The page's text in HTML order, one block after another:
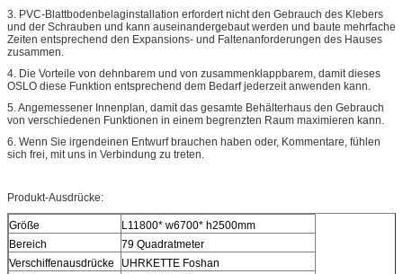
3. PVC-Blattbodenbelaginstallation erfordert nicht den Gebrauch des Klebers
und der Schrauben und kann auseinandergebaut werden und baute mehrfache
Zeiten entsprechend den Expansions- und Faltenanforderungen des Hauses
zusammen.
4. Die Vorteile von dehnbarem und von zusammenklappbarem, damit dieses
OSLO diese Funktion entsprechend dem Bedarf jederzeit anwenden kann.
5. Angemessener Innenplan, damit das gesamte Behälterhaus den Gebrauch
von verschiedenen Funktionen in einem begrenzten Raum maximieren kann.
6. Wenn Sie irgendeinen Entwurf brauchen haben oder, Kommentare, fühlen
sich frei, mit uns in Verbindung zu treten.
Produkt-Ausdrücke:
Größe
L11800* w6700* h2500mm
Bereich
79 Quadratmeter
Verschiffenausdrücke
UHRKETTE Foshan